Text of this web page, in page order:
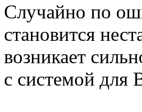
Случайно по
становится
возникает
с системой для